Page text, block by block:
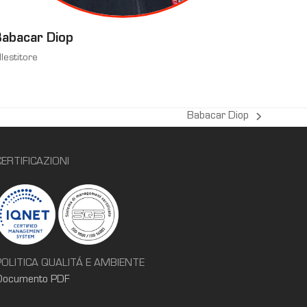
Diop
Babacar Diop
QUALITÁ E AMBIENTE
PDF